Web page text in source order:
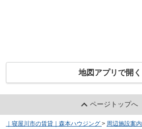
地図アプリで開く
ページトップへ
｜寝屋川市の賃貸｜森本ハウジング > 周辺施設案内